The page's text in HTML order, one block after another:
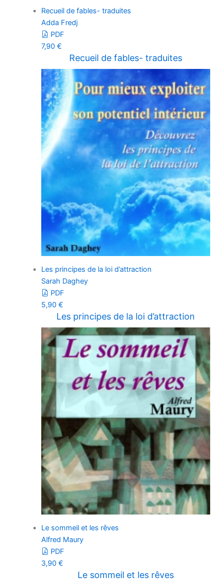
Recueil de fables- traduites
Adda Fredj
PDF
7,90 €
Recueil de fables- traduites
Les principes de la loi d’attraction
Sarah Daghey
PDF
5,90 €
Les principes de la loi d’attraction
Le sommeil et les rêves
Alfred Maury
PDF
3,90 €
Le sommeil et les rêves